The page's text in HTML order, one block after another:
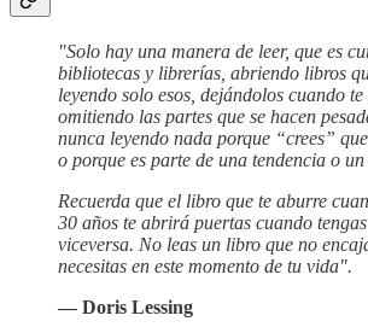
"Solo hay una manera de leer, que es
bibliotecas y librerías, abriendo libros
leyendo solo esos, dejándolos cuando te
omitiendo las partes que se hacen
nunca leyendo nada porque “crees”
o porque es parte de una tendencia o
Recuerda que el libro que te aburre
30 años te abrirá puertas cuando
viceversa. No leas un libro que no
necesitas en este momento de tu vida".
— Doris Lessing